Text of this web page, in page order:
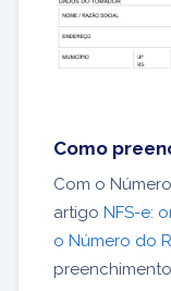
Como
Com o
artigo NFS-e:
o Número do
preenchimento